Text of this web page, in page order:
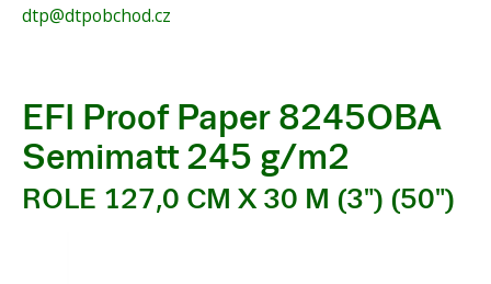
dtp@dtpobchod.cz
EFI Proof Paper 8245OBA
Semimatt 245 g/m2
ROLE 127,0 CM X 30 M (3") (50")